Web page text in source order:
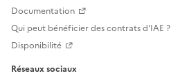
Documentation
Qui peut bénéficier des contrats d'IAE ?
Disponibilité
Réseaux sociaux